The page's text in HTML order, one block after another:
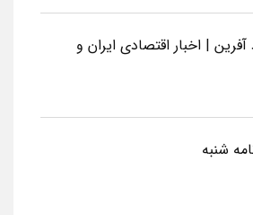
آفرین | اخبار اقتصادی ایران و
شنبه